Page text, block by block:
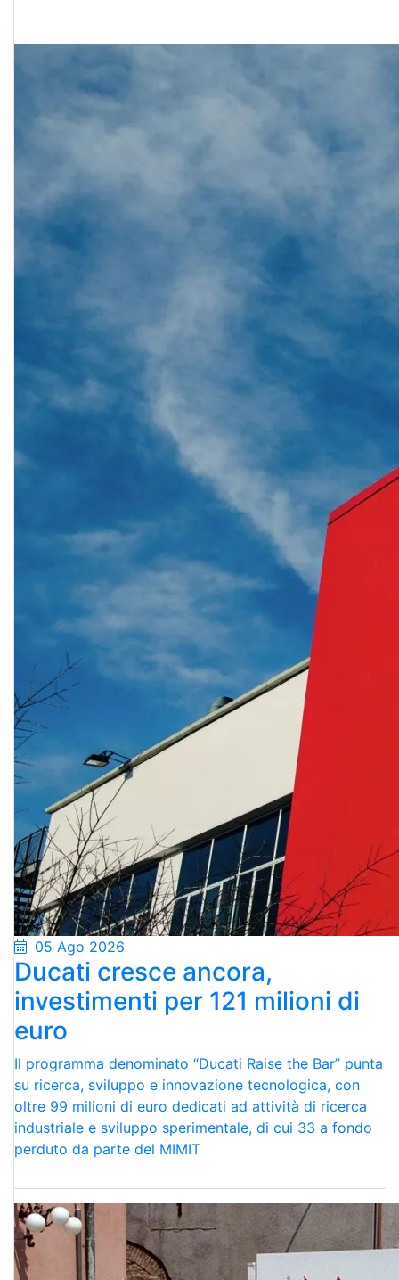
05 Ago 2026
Ducati cresce ancora,
investimenti per 121 milioni di
euro
Il programma denominato “Ducati Raise the Bar” punta
su ricerca, sviluppo e innovazione tecnologica, con
oltre 99 milioni di euro dedicati ad attività di ricerca
industriale e sviluppo sperimentale, di cui 33 a fondo
perduto da parte del MIMIT